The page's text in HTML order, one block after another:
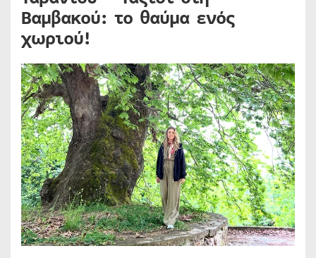
Βαμβακού: το θαύμα ενός
χωριού!